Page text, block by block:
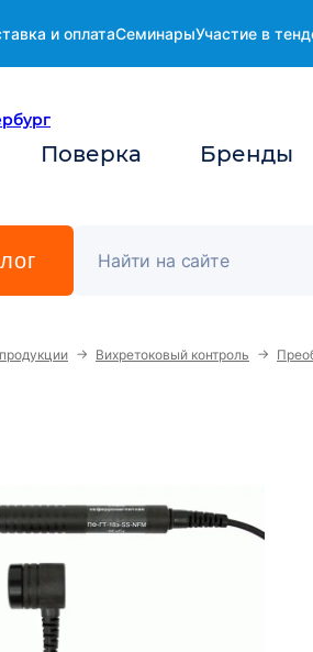
и оплатаСеминарыУчастие в
Поверка Бренды
→ Вихретоковый контроль →